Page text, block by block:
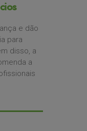
e dão
para
disso, a
a